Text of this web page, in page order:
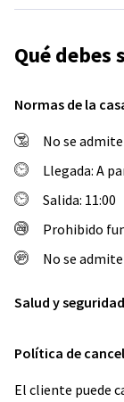
Qué debes
Normas de la
Llegada: A
No se
No se
Prohibido
Salida: 11:00
Salud y seguridad
Política de
El cliente puede